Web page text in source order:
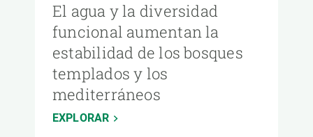
El agua y la diversidad
funcional aumentan la
estabilidad de los bosques
templados y los
mediterráneos
EXPLORAR